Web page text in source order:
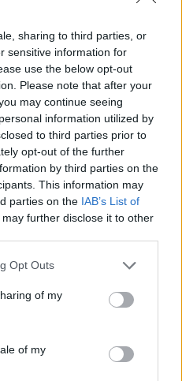
sharing to third parties, or
sensitive information for
use the below opt-out
Please note that after your
may continue seeing
information utilized by
to third parties prior to
opt-out of the further
by third parties on the
This information may
parties on the IAB’s List of
may further disclose it to other
Opt Outs
of my
of my
newsletter
απορρήτου